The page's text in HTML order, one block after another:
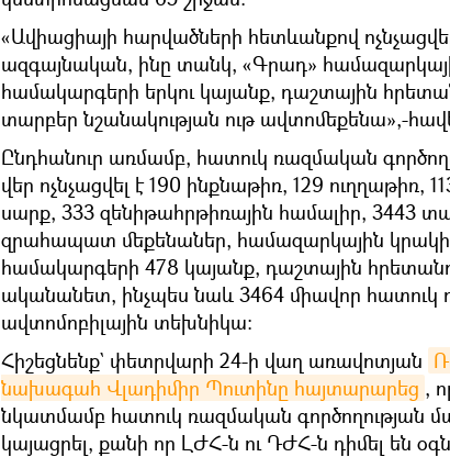
«Ավիացիայի հարվածների հետևանքով
ազգայնական, ինը տանկ, «Գրադ»
համակարգերի երկու կայանք, դաշտային
տարբեր նշանակության ութ ավտոմեքենա»,-
Ընդհանուր առմամբ, հատուկ ռազմական
վեր ոչնչացվել է 190 ինքնաթիռ, 129 ուղղաթիռ,
սարք, 333 զենիթահրթիռային համալիր, 3443
զրահապատ մեքենաներ, համազարկային
համակարգերի 478 կայանք, դաշտային
ականանետ, ինչպես նաև 3464 միավոր հատուկ
ավտոմոբիլային տեխնիկա:
Հիշեցնենք` փետրվարի 24-ի վաղ առավոտյան
նախագահ Վլադիմիր Պուտինը հայտարարեց ,
նկատմամբ հատուկ ռազմական գործողության
կայացրել, քանի որ ԼԺՀ-ն ու ԴԺՀ-ն դիմել են